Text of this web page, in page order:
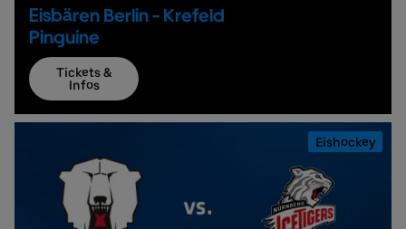
Eisbären Berlin - Krefeld
Pinguine
Tickets &
Infos
Eishockey